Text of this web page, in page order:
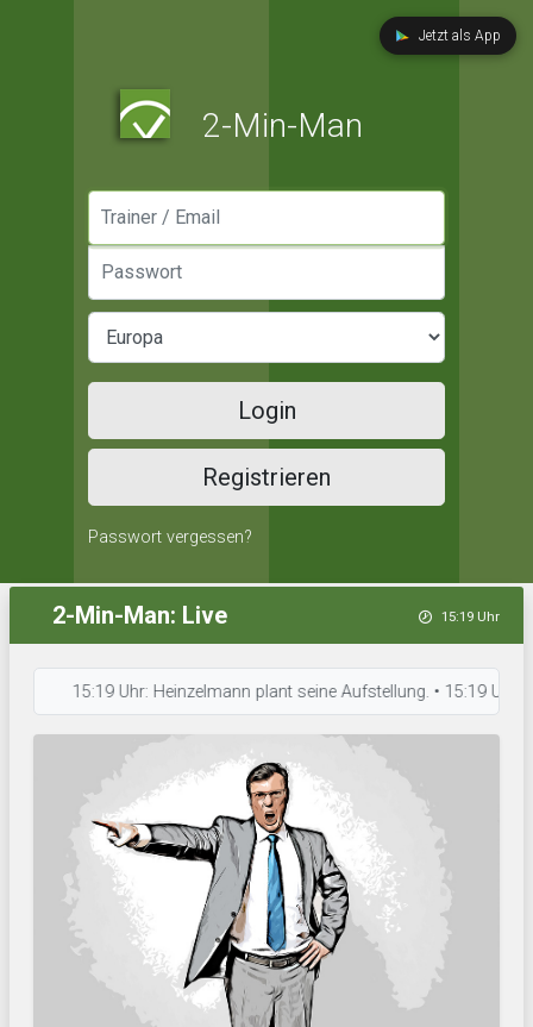
Jetzt als App
2-Min-Man
Login
Registrieren
Passwort vergessen?
2-Min-Man: Live 15:19 Uhr
15:19 Uhr: Heinzelmann plant seine Aufstellung. • 15:19 Uhr: